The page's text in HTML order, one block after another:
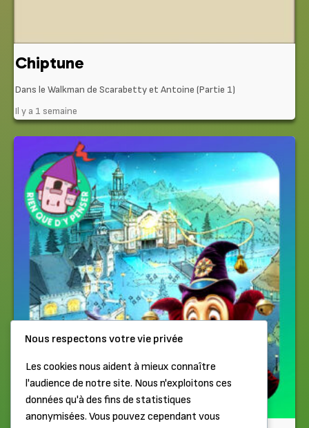
Chiptune
Dans le Walkman de Scarabetty et Antoine (Partie 1)
Il y a 1 semaine
Nous respectons votre vie privée
Les cookies nous aident à mieux connaître
l'audience de notre site. Nous n'exploitons ces
données qu'à des fins de statistiques
anonymisées. Vous pouvez cependant vous